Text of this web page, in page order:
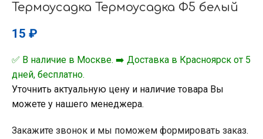
Термоусадка Термоусадка Ф5 белый
15 ₽
✅ В наличие в Москве. ➡️ Доставка в Красноярск от 5
дней, бесплатно.
Уточнить актуальную цену и наличие товара Вы
можете у нашего менеджера.
Закажите звонок и мы поможем формировать заказ.